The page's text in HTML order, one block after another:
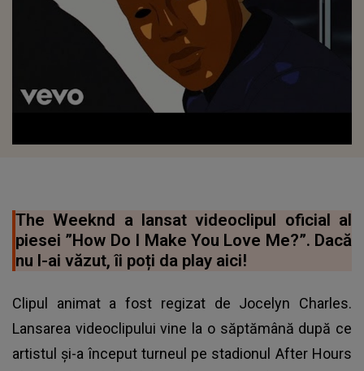
The Weeknd a lansat videoclipul oficial al
piesei ”How Do I Make You Love Me?”. Dacă
nu l-ai văzut, îi poți da play aici!
Clipul animat a fost regizat de Jocelyn Charles.
Lansarea videoclipului vine la o săptămână după ce
artistul și-a început turneul pe stadionul After Hours